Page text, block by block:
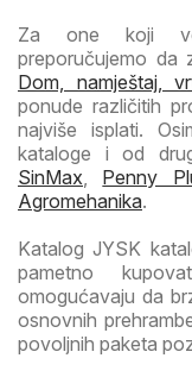
Za one koji
preporučujemo da
Dom, namještaj,
ponude različitih
najviše isplati.
kataloge i od
SinMax
Penny
Agromehanika.
Katalog JYSK
pametno
omogućavaju da
osnovnih
povoljnih paketa